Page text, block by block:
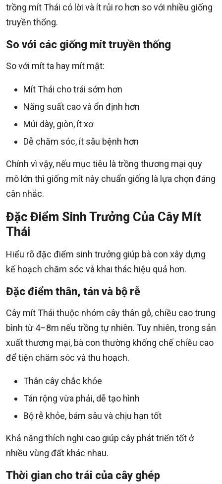
trồng mít Thái có lời và ít rủi ro hơn so với nhiều giống
truyền thống.
So với các giống mít truyền thống
So với mít ta hay mít mật:
Mít Thái cho trái sớm hơn
Năng suất cao và ổn định hơn
Múi dày, giòn, ít xơ
Dễ chăm sóc, ít sâu bệnh hơn
Chính vì vậy, nếu mục tiêu là trồng thương mại quy
mô lớn thì giống mít này chuẩn giống là lựa chọn đáng
cân nhắc.
Đặc Điểm Sinh Trưởng Của Cây Mít
Thái
Hiểu rõ đặc điểm sinh trưởng giúp bà con xây dựng
kế hoạch chăm sóc và khai thác hiệu quả hơn.
Đặc điểm thân, tán và bộ rễ
Cây mít Thái thuộc nhóm cây thân gỗ, chiều cao trung
bình từ 4–8m nếu trồng tự nhiên. Tuy nhiên, trong sản
xuất thương mại, bà con thường khống chế chiều cao
để tiện chăm sóc và thu hoạch.
Thân cây chắc khỏe
Tán rộng vừa phải, dễ tạo hình
Bộ rễ khỏe, bám sâu và chịu hạn tốt
Khả năng thích nghi cao giúp cây phát triển tốt ở
nhiều vùng đất khác nhau.
Thời gian cho trái của cây ghép